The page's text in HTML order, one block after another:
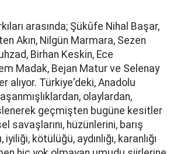
arasında; Şükûfe Nihal Başar,
Akın, Nilgün Marmara, Sezen
Birhan Keskin, Ece
Madak, Bejan Matur ve Selenay
alıyor. Türkiye'deki, Anadolu
olaylardan,
geçmişten bugüne kesitler
savaşlarını, hüzünlerini, barış
iyiliği, kötülüğü, aydınlığı, karanlığı